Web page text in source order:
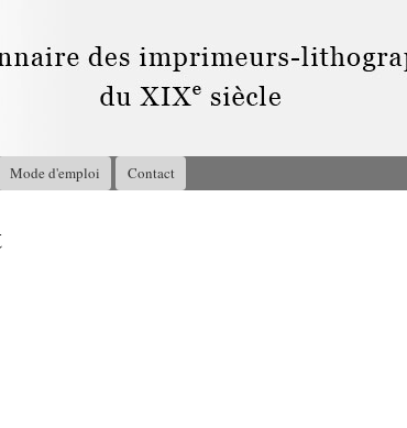
principal
Mode d'emploi Contact